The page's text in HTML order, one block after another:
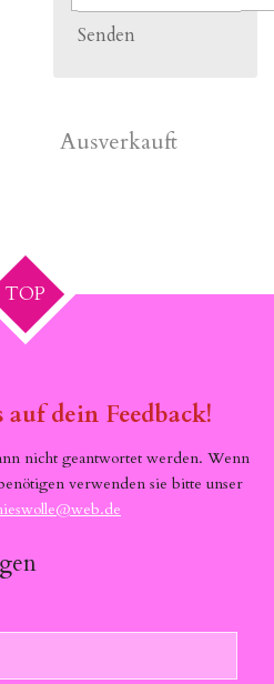
Senden
Ausverkauft
TOP
dein Feedback!
nicht geantwortet werden. Wenn
verwenden sie bitte unser